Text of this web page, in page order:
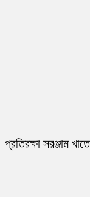
প্রতিরক্ষা সরঞ্জাম